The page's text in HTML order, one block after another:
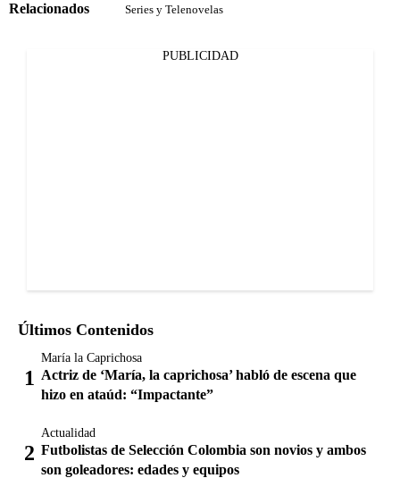
Relacionados Series y Telenovelas
PUBLICIDAD
Últimos Contenidos
María la Caprichosa
Actriz de ‘María, la caprichosa’ habló de escena que
hizo en ataúd: “Impactante”
Actualidad
Futbolistas de Selección Colombia son novios y ambos
son goleadores: edades y equipos